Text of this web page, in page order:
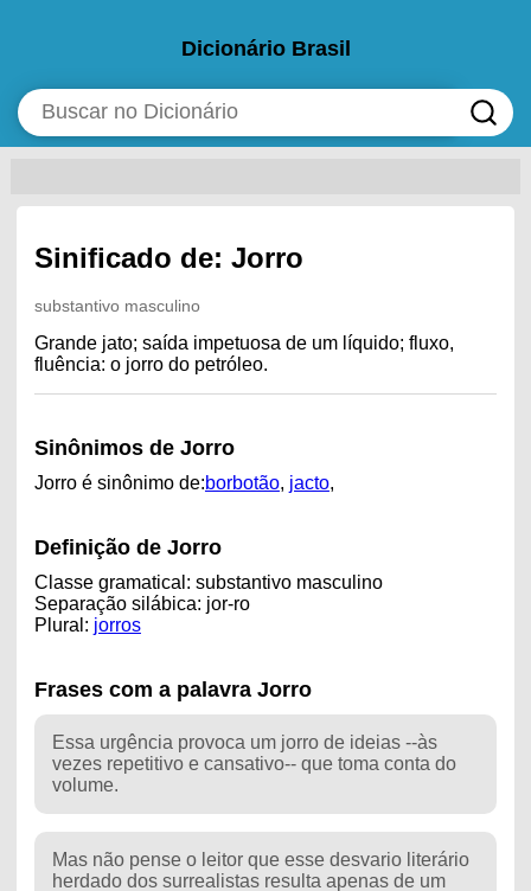
Dicionário Brasil
Sinificado de: Jorro
substantivo masculino
Grande jato; saída impetuosa de um líquido; fluxo,
fluência: o jorro do petróleo.
Sinônimos de Jorro
Jorro é sinônimo de:borbotão, jacto,
Definição de Jorro
Classe gramatical: substantivo masculino
Separação silábica: jor-ro
Plural: jorros
Frases com a palavra Jorro
Essa urgência provoca um jorro de ideias --às
vezes repetitivo e cansativo-- que toma conta do
volume.
Mas não pense o leitor que esse desvario literário
herdado dos surrealistas resulta apenas de um